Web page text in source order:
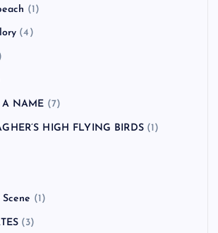
(1)
(4)
A NAME (7)
HIGH FLYING BIRDS(1)
(1)
(3)